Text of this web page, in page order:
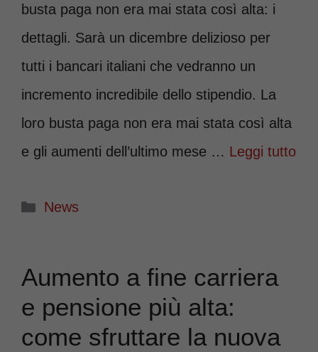
busta paga non era mai stata così alta: i
dettagli. Sarà un dicembre delizioso per
tutti i bancari italiani che vedranno un
incremento incredibile dello stipendio. La
loro busta paga non era mai stata così alta
e gli aumenti dell’ultimo mese … Leggi tutto
Categorie
News
Aumento a fine carriera
e pensione più alta:
come sfruttare la nuova